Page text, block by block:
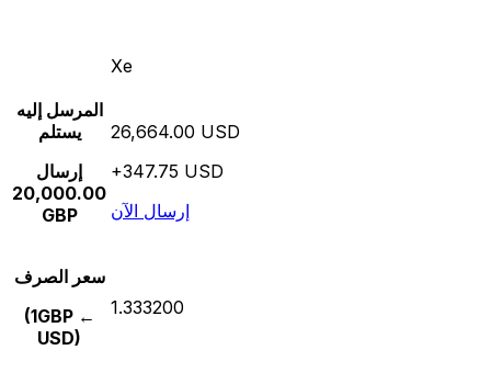
Xe
المرسل إليه
يستلم
إرسال
20,000.00
GBP
26,664.00 USD
+347.75 USD
إرسال الآن
سعر الصرف
(1GBP ←
USD)
1.333200